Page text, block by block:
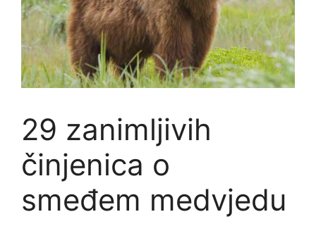
29 zanimljivih
činjenica o
smeđem medvjedu